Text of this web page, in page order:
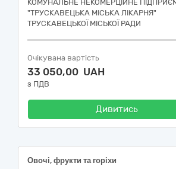
КОМУНАЛЬНЕ НЕКОМЕРЦІЙНЕ
"ТРУСКАВЕЦЬКА МІСЬКА ЛІКАРНЯ"
ТРУСКАВЕЦЬКОЇ МІСЬКОЇ РАДИ
Очікувана вартість
33 050,00 UAH
з ПДВ
Дивитись
Овочі, фрукти та горіхи